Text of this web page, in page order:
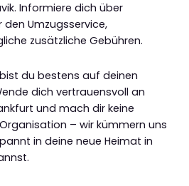
Informiere dich über
den Umzugsservice,
zusätzliche Gebühren.
du bestens auf deinen
dich vertrauensvoll an
und mach dir keine
– wir kümmern uns
in deine neue Heimat in